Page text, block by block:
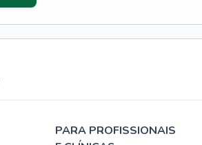
PARA PROFISSIONAIS